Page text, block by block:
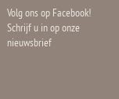
Volg ons op Facebook!
Schrijf u in op onze
nieuwsbrief